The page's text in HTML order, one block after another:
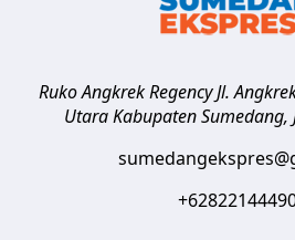
Ruko Angkrek Regency Jl.
Utara Kabupaten Sumedang,